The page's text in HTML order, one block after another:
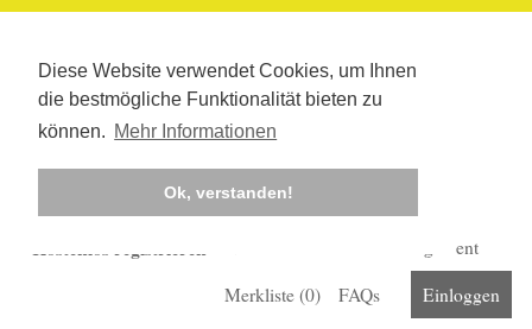
Diese Website verwendet Cookies, um Ihnen
die bestmögliche Funktionalität bieten zu
können. Mehr Informationen
Ok, verstanden!
Kostenlos registrieren
Corona-Management
Merkliste (0) FAQs Einloggen